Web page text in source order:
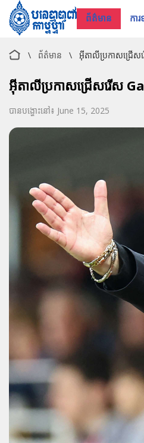
ព័ត៌មាន កា
\ ព័ត៌មាន \ អ៊ីតាលីប្រកាសជ្រើស
អ៊ីតាលីប្រកាសជ្រើសរើស
បានបង្ហោះនៅ៖ June 15, 2025